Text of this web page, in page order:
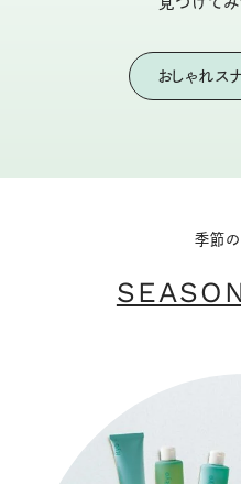
おしゃれス
季節